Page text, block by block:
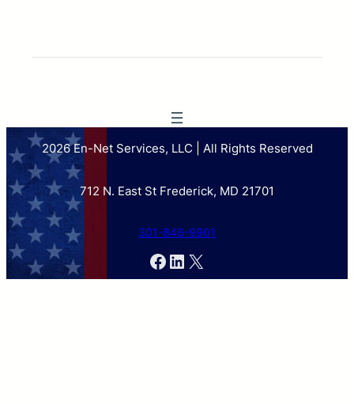
2026 En-Net Services, LLC | All Rights Reserved
712 N. East St Frederick, MD 21701
301-846-9901
Facebook
LinkedIn
X